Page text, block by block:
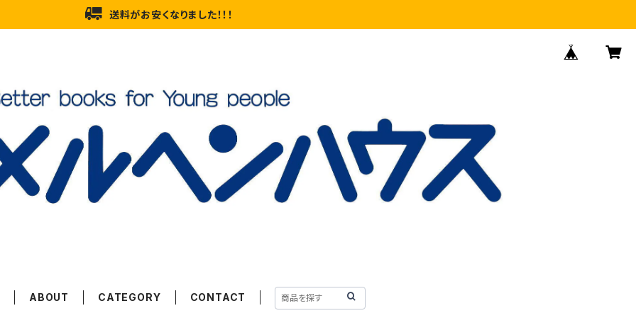
送料がお安くなりました！！！
ABOUT CATEGORY CONTACT